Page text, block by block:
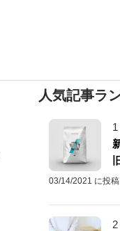
人気記事ラ
1
03/14/2021 に投
2